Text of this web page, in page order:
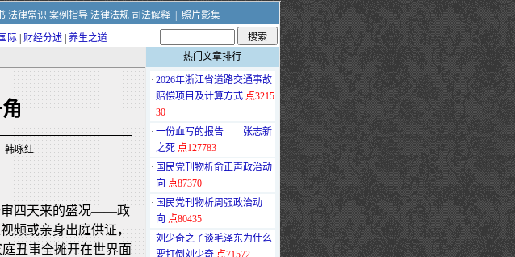
法律常识 案例指导 法律法规 司法解释|
照片影集
际 财经分述 养生之道
韩咏红
审四天来的盛况——政
频或亲身出庭供证，
丑事全摊开在世界面
热门文章排行
· 2026年浙江省道路交通事故
赔偿项目及计算方式 点3215
30
· 一份血写的报告——张志新
之死 点127783
· 国民党刊物析俞正声政治动
向 点87370
· 国民党刊物析周强政治动
向 点80435
· 刘少奇之子谈毛泽东为什么
要打倒刘少奇 点71572